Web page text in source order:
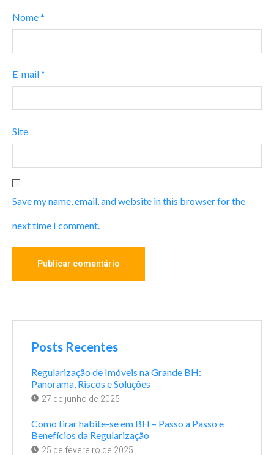
Nome*
E-mail*
Site
Save my name, email, and website in this browser for the
next time I comment.
Posts Recentes
Regularização de Imóveis na Grande BH:
Panorama, Riscos e Soluções
27 de junho de 2025
Como tirar habite-se em BH – Passo a Passo e
Benefícios da Regularização
25 de fevereiro de 2025